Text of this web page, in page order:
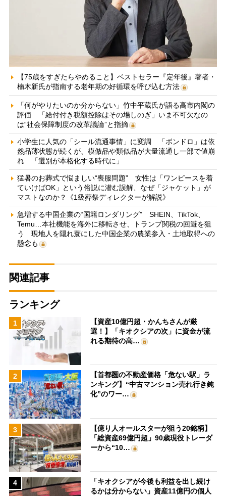
【75歳をすぎたらやめること】ベストセラー『定年後』著者・
楠木新氏が指南する老年期の好循環を呼び込む方法
「何がやりたいのか分からない」竹中平蔵氏が語る高市内閣の
評価 「給付付き税額控除はその場しのぎ」いま不可欠なの
は“社会保障制度の改革議論”と指摘
小学生に人気の「シール流通事情」に変調 「ボンドロ」は依
然品薄状態が続くが、模倣品や類似品が大量流通し一部で値崩
れ 「選別が本格化する時代に」
猛暑のお葬式で悩ましい“喪服問題” 女性は「ワンピースを着
ていけばOK」という俗説に潜む誤解、なぜ「ジャケット」が
マストなのか？《1級葬祭ディレクターが解説》
急増する中国企業の“国籍ロンダリング” SHEIN、TikTok、
Temu…本社機能を海外に移転させ、トランプ関税の回避を狙
う 現地人を隠れ蓑にした中国企業の農業参入・土地取得への
懸念も
関連記事
ランキング
1
【資産10億円超・かんちさんが厳
選！】「キオクシアの次」に資金が流
れる期待の高…
2
【首都圏の不動産価格「危ない駅」ラ
ンキング】“中古マンション売れ行き鈍
化”のワー…
3
【億り人オールスターが狙う20銘柄】
「総資産69億円超」90歳現役トレーダ
ーから“10…
4
「キオクシアが今後も利益を出し続け
るかは分からない」資産11億円の個人